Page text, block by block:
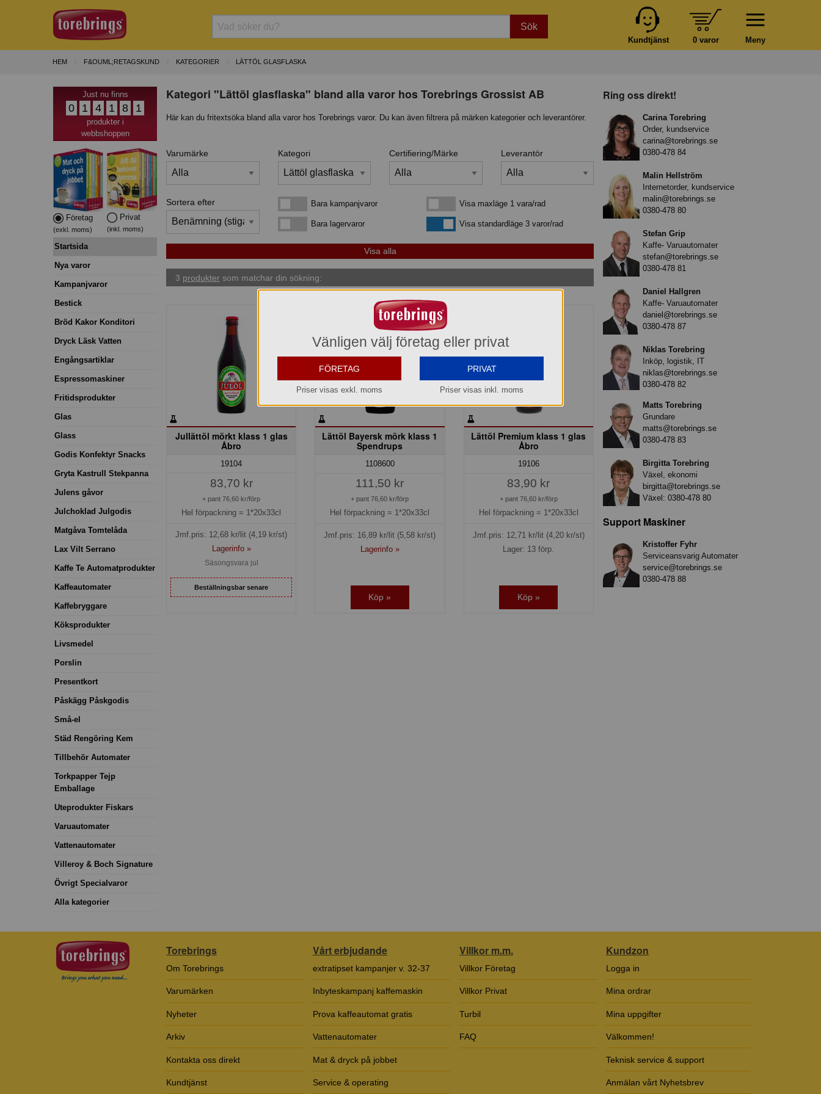
Sök
Meny
0 varor
Kundtjänst
HEM F&OUML;RETAGSKUND KATEGORIER LÄTTÖL GLASFLASKA
Just nu finns
0 1 4 1 8 1
produkter i
webbshoppen
Företag
(exkl. moms)
Privat
(inkl. moms)
Startsida
Nya varor
Kampanjvaror
Bestick
Bröd Kakor Konditori
Dryck Läsk Vatten
Engångsartiklar
Espressomaskiner
Fritidsprodukter
Glas
Glass
Godis Konfektyr Snacks
Gryta Kastrull Stekpanna
Julens gåvor
Julchoklad Julgodis
Matgåva Tomtelåda
Lax Vilt Serrano
Kaffe Te Automatprodukter
Kaffeautomater
Kaffebryggare
Köksprodukter
Livsmedel
Porslin
Presentkort
Påskägg Påskgodis
Små-el
Städ Rengöring Kem
Tillbehör Automater
Torkpapper Tejp
Emballage
Uteprodukter Fiskars
Varuautomater
Vattenautomater
Villeroy & Boch Signature
Övrigt Specialvaror
Alla kategorier
Kategori "Lättöl glasflaska" bland alla varor hos Torebrings Grossist AB
Här kan du fritextsöka bland alla varor hos Torebrings varor. Du kan även filtrera på märken kategorier och leverantörer.
Varumärke Kategori Certifiering/Märke Leverantör
Sortera efter Bara kampanjvarorBara kampanjvaror
Bara lagervarorBara lagervaror
Visa maxläge 1 vara/rad
Visa maxläge 1 vara/rad
Visa standardlägeVisa standardläge 3 varor/rad
3 produkter som matchar din sökning:
Jullättöl mörkt klass 1 glas
Åbro
19104
83,70 kr
+ pant 76,60 kr/förp
Hel förpackning = 1*20x33cl
Jmf.pris: 12,68 kr/lit (4,19 kr/st)
Lagerinfo »
Säsongsvara jul
Beställningsbar senare
Lättöl Bayersk mörk klass 1
Spendrups
1108600
111,50 kr
+ pant 76,60 kr/förp
Hel förpackning = 1*20x33cl
Jmf.pris: 16,89 kr/lit (5,58 kr/st)
Lagerinfo »
Köp »
Lättöl Premium klass 1 glas
Åbro
19106
83,90 kr
+ pant 76,60 kr/förp
Hel förpackning = 1*20x33cl
Jmf.pris: 12,71 kr/lit (4,20 kr/st)
Lager: 13 förp.
Köp »
Ring oss direkt!
Carina Torebring
Order, kundservice
carina@torebrings.se
0380-478 84
Malin Hellström
Internetorder, kundservice
malin@torebrings.se
0380-478 80
Stefan Grip
Kaffe- Varuautomater
stefan@torebrings.se
0380-478 81
Daniel Hallgren
Kaffe- Varuautomater
daniel@torebrings.se
0380-478 87
Niklas Torebring
Inköp, logistik, IT
niklas@torebrings.se
0380-478 82
Matts Torebring
Grundare
matts@torebrings.se
0380-478 83
Birgitta Torebring
Växel, ekonomi
birgitta@torebrings.se
Växel: 0380-478 80
Support Maskiner
Kristoffer Fyhr
Serviceansvarig Automater
service@torebrings.se
0380-478 88
Torebrings
Om Torebrings
Varumärken
Nyheter
Arkiv
Kontakta oss direkt
Kundtjänst
Vårt erbjudande
extratipset kampanjer v. 32-37
Inbyteskampanj kaffemaskin
Prova kaffeautomat gratis
Vattenautomater
Mat & dryck på jobbet
Service & operating
Villkor m.m.
Villkor Företag
Villkor Privat
Turbil
FAQ
Kundzon
Logga in
Mina ordrar
Mina uppgifter
Välkommen!
Teknisk service & support
Anmälan vårt Nyhetsbrev
Vänligen välj företag eller privat
FÖRETAG
Priser visas exkl. moms
PRIVAT
Priser visas inkl. moms